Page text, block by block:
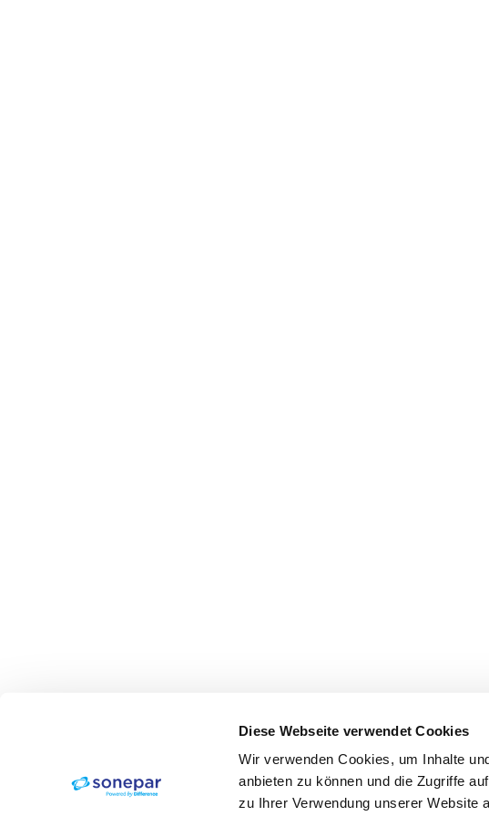
Diese Webseite verwendet Cookies
Wir verwenden Cookies, um Inhalte
anbieten zu können und die Zugriffe
zu Ihrer Verwendung unserer Website